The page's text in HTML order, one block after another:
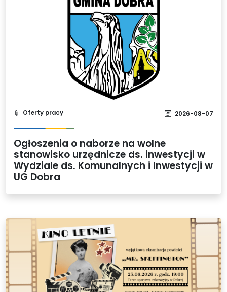
Oferty pracy 2026-08-07
Ogłoszenia o naborze na wolne
stanowisko urzędnicze ds. inwestycji w
Wydziale ds. Komunalnych i Inwestycji w
UG Dobra